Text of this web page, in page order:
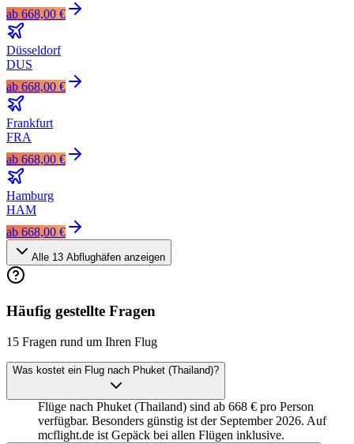
ab 668,00 €
Düsseldorf
DUS
ab 668,00 €
Frankfurt
FRA
ab 668,00 €
Hamburg
HAM
ab 668,00 €
Alle 13 Abflughäfen anzeigen
Häufig gestellte Fragen
15 Fragen rund um Ihren Flug
Was kostet ein Flug nach Phuket (Thailand)?
Flüge nach Phuket (Thailand) sind ab 668 € pro Person
verfügbar. Besonders günstig ist der September 2026. Auf
mcflight.de ist Gepäck bei allen Flügen inklusive.